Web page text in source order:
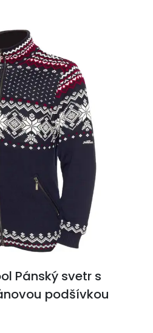
Pánský svetr s
podšívkou